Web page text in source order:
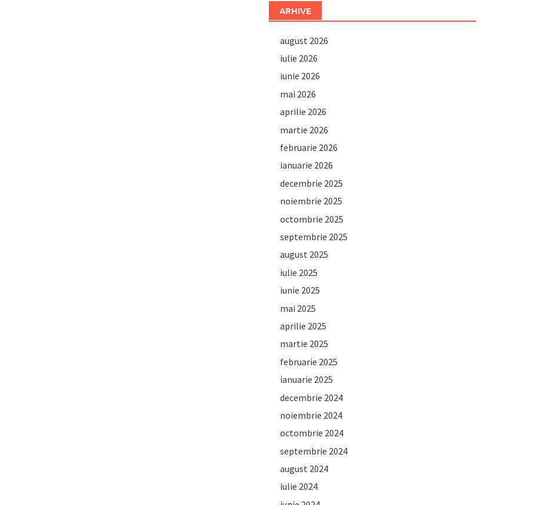
ARHIVE
august 2026
iulie 2026
iunie 2026
mai 2026
aprilie 2026
martie 2026
februarie 2026
ianuarie 2026
decembrie 2025
noiembrie 2025
octombrie 2025
septembrie 2025
august 2025
iulie 2025
iunie 2025
mai 2025
aprilie 2025
martie 2025
februarie 2025
ianuarie 2025
decembrie 2024
noiembrie 2024
octombrie 2024
septembrie 2024
august 2024
iulie 2024